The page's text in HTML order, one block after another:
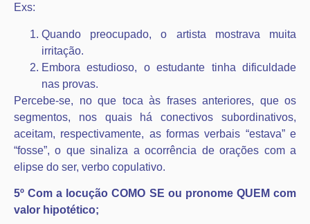
Exs:
Quando preocupado, o artista mostrava muita
irritação.
Embora estudioso, o estudante tinha dificuldade
nas provas.
Percebe-se, no que toca às frases anteriores, que os
segmentos, nos quais há conectivos subordinativos,
aceitam, respectivamente, as formas verbais “estava” e
“fosse”, o que sinaliza a ocorrência de orações com a
elipse do ser, verbo copulativo.
5º Com a locução COMO SE ou pronome QUEM com
valor hipotético;